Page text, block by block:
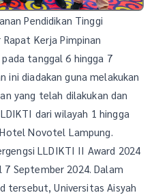
Pendidikan Tinggi
Kerja Pimpinan
tanggal 6 hingga 7
ini diadakan guna melakukan
yang telah dilakukan dan
dari wilayah 1 hingga
Novotel Lampung.
LLDIKTI II Award 2024
September 2024. Dalam
tersebut, Universitas Aisyah